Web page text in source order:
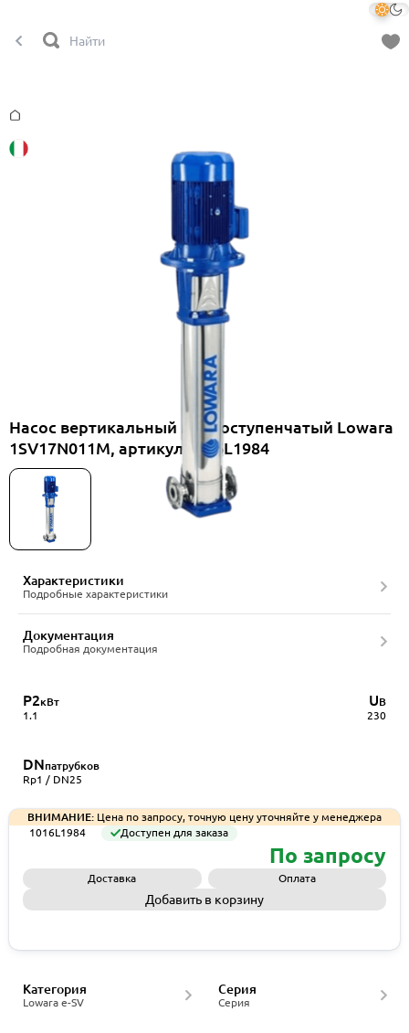
Насос вертикальный многоступенчатый Lowara
1SV17N011M, артикул 1016L1984
Характеристики
Подробные характеристики
Документация
Подробная документация
P2кВт
1.1
UВ
230
DNпатрубков
Rp1 / DN25
ВНИМАНИЕ: Цена по запросу, точную цену уточняйте у менеджера
1016L1984
Доступен для заказа
По запросу
Доставка Оплата
Добавить в корзину
Lowara e-SV
Категория
Серия
Серия